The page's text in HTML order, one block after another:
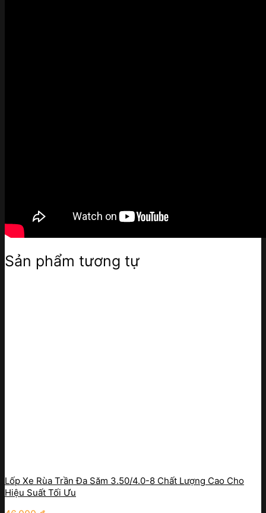
Sản phẩm tương tự
Lốp Xe Rùa Trần Đa Săm 3.50/4.0-8 Chất Lượng Cao Cho
Hiệu Suất Tối Ưu